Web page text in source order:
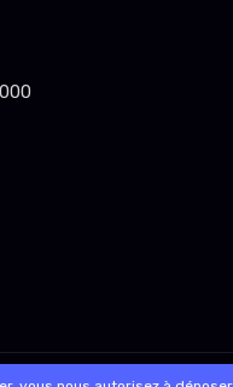
commande sur internet et